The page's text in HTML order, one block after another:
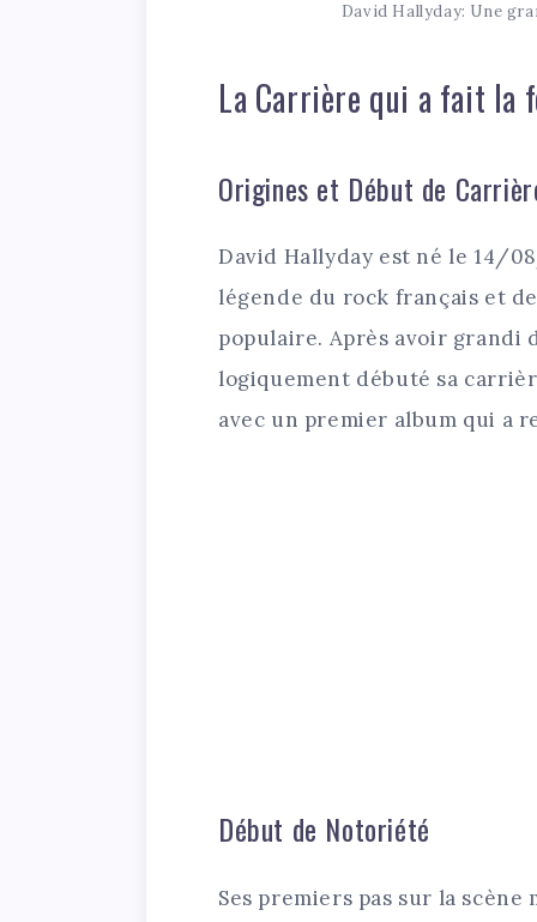
David Hallyday: Une
La Carrière qui a fait la
Origines et Début de
David Hallyday est né le 14/
légende du rock français et
populaire. Après avoir grandi
logiquement débuté sa
avec un premier album qui a
Début de Notoriété
Ses premiers pas sur la